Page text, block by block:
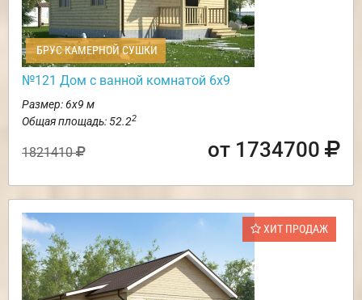
БРУС КАМЕРНОЙ СУШКИ
№121 Дом с ванной комнатой 6х9
Размер: 6х9 м
Общая площадь: 52.22
1821410 от 1734700
ХИТ ПРОДАЖ